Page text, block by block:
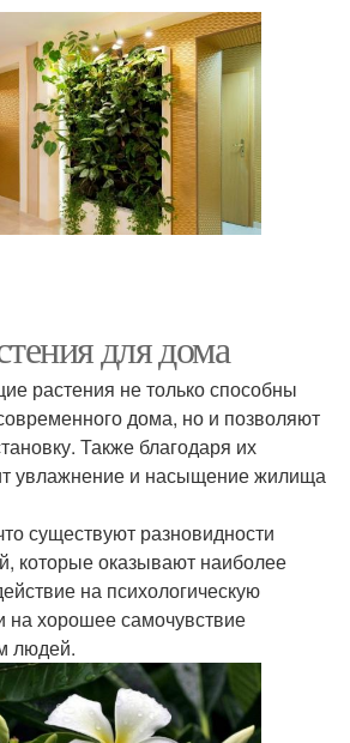
для дома
растения не только способны
дома, но и позволяют
Также благодаря их
увлажнение и насыщение жилища
существуют разновидности
которые оказывают наиболее
на психологическую
хорошее самочувствие
людей.